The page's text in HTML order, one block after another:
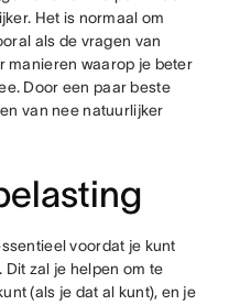
Het is normaal om
als de vragen van
manieren waarop je beter
Door een paar beste
van nee natuurlijker
voordat je kunt
Dit zal je helpen om te
(als je dat al kunt), en je